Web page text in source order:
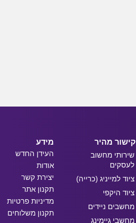
קישור מהיר
שירותי מחשוב
לעסקים
ציוד למייניג (כרייה)
ציוד היקפי
מחשבים ניידים
מחשבי גיימינג
מידע
העידן החדש
אודות
יצירת קשר
תקנון אתר
מדיניות פרטיות
תקנון משלוחים